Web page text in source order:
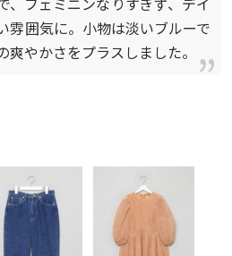
雰囲気に。小物は淡いブルーで
やかさをプラスしました。